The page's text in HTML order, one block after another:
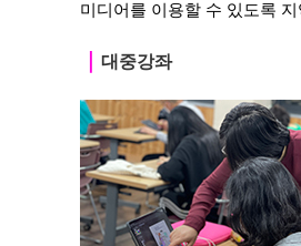
미디어를 이용할 수 있도록
대중강좌